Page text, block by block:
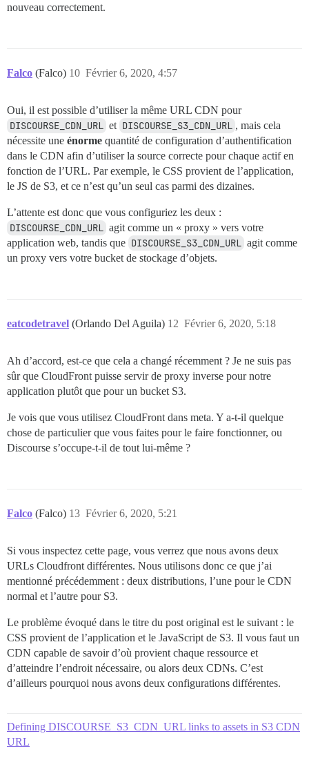
nouveau correctement.
Falco (Falco) Février 6, 2020, 4:57
10
Oui, il est possible d’utiliser la même URL CDN pour
DISCOURSE_CDN_URL et DISCOURSE_S3_CDN_URL , mais cela
nécessite une énorme quantité de configuration d’authentification
dans le CDN afin d’utiliser la source correcte pour chaque actif en
fonction de l’URL. Par exemple, le CSS provient de l’application,
le JS de S3, et ce n’est qu’un seul cas parmi des dizaines.
L’attente est donc que vous configuriez les deux :
DISCOURSE_CDN_URL agit comme un « proxy » vers votre
application web, tandis que DISCOURSE_S3_CDN_URL agit comme
un proxy vers votre bucket de stockage d’objets.
eatcodetravel (Orlando Del Aguila) Février 6, 2020, 5:18
12
Ah d’accord, est-ce que cela a changé récemment ? Je ne suis pas
sûr que CloudFront puisse servir de proxy inverse pour notre
application plutôt que pour un bucket S3.
Je vois que vous utilisez CloudFront dans meta. Y a-t-il quelque
chose de particulier que vous faites pour le faire fonctionner, ou
Discourse s’occupe-t-il de tout lui-même ?
Falco (Falco) Février 6, 2020, 5:21
13
Si vous inspectez cette page, vous verrez que nous avons deux
URLs Cloudfront différentes. Nous utilisons donc ce que j’ai
mentionné précédemment : deux distributions, l’une pour le CDN
normal et l’autre pour S3.
Le problème évoqué dans le titre du post original est le suivant : le
CSS provient de l’application et le JavaScript de S3. Il vous faut un
CDN capable de savoir d’où provient chaque ressource et
d’atteindre l’endroit nécessaire, ou alors deux CDNs. C’est
d’ailleurs pourquoi nous avons deux configurations différentes.
Defining DISCOURSE_S3_CDN_URL links to assets in S3 CDN
URL